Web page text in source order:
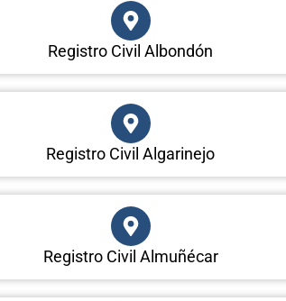
Registro Civil Albondón
Registro Civil Algarinejo
Registro Civil Almuñécar